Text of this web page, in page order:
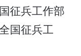
征兵工作部
国征兵工